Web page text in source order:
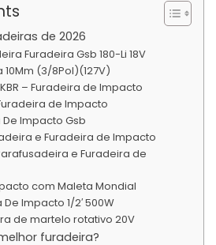
de 2026
Furadeira Gsb 180-Li 18V
(3/8Pol)(127V)
– Furadeira de Impacto
Furadeira de Impacto
Impacto Gsb
e Furadeira de Impacto
Parafusadeira e Furadeira de
com Maleta Mondial
Impacto 1/2′ 500W
de martelo rotativo 20V
furadeira?